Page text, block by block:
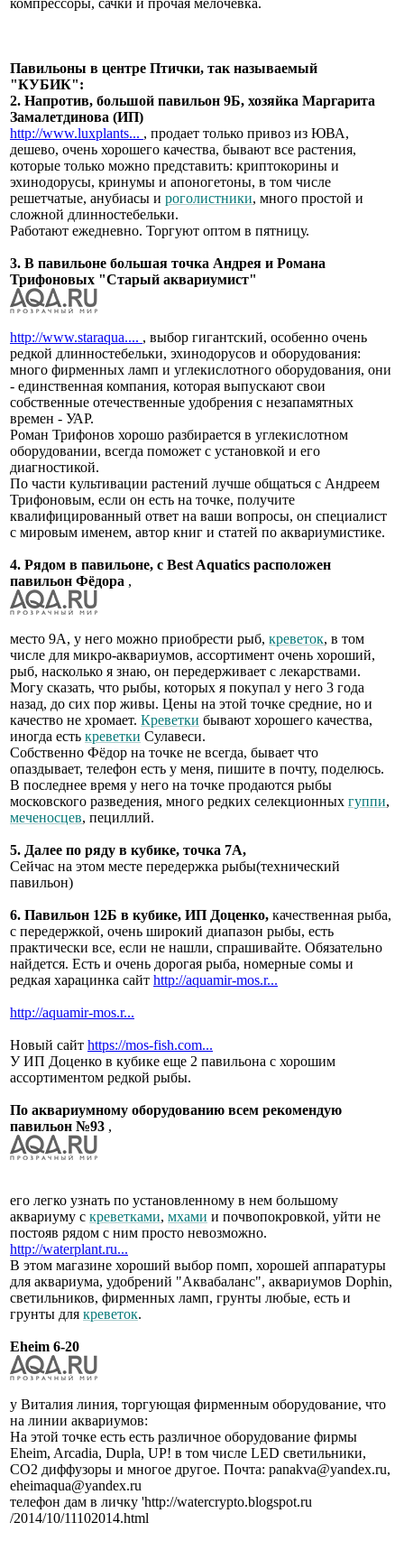
Павильоны в центре Птички, так называемый
"КУБИК":
2. Напротив, большой павильон 9Б, хозяйка Маргарита
Замалетдинова (ИП)
http://www.luxplants... , продает только привоз из ЮВА,
дешево, очень хорошего качества, бывают все растения,
которые только можно представить: криптокорины и
эхинодорусы, кринумы и апоногетоны, в том числе
решетчатые, анубиасы и роголистники, много простой и
сложной длинностебельки.
Работают ежедневно. Торгуют оптом в пятницу.
3. В павильоне большая точка Андрея и Романа
Трифоновых "Старый аквариумист"
http://www.staraqua.... , выбор гигантский, особенно очень
редкой длинностебельки, эхинодорусов и оборудования:
много фирменных ламп и углекислотного оборудования, они
- единственная компания, которая выпускают свои
собственные отечественные удобрения с незапамятных
времен - УАР.
Роман Трифонов хорошо разбирается в углекислотном
оборудовании, всегда поможет с установкой и его
диагностикой.
По части культивации растений лучше общаться с Андреем
Трифоновым, если он есть на точке, получите
квалифицированный ответ на ваши вопросы, он специалист
с мировым именем, автор книг и статей по аквариумистике.
4. Рядом в павильоне, с Best Aquatics расположен
павильон Фёдора ,
место 9А, у него можно приобрести рыб, креветок, в том
числе для микро-аквариумов, ассортимент очень хороший,
рыб, насколько я знаю, он передерживает с лекарствами.
Могу сказать, что рыбы, которых я покупал у него 3 года
назад, до сих пор живы. Цены на этой точке средние, но и
качество не хромает. Креветки бывают хорошего качества,
иногда есть креветки Сулавеси.
Собственно Фёдор на точке не всегда, бывает что
опаздывает, телефон есть у меня, пишите в почту, поделюсь.
В последнее время у него на точке продаются рыбы
московского разведения, много редких селекционных гуппи,
меченосцев, пециллий.
5. Далее по ряду в кубике, точка 7А,
Сейчас на этом месте передержка рыбы(технический
павильон)
6. Павильон 12Б в кубике, ИП Доценко, качественная рыба,
с передержкой, очень широкий диапазон рыбы, есть
практически все, если не нашли, спрашивайте. Обязательно
найдется. Есть и очень дорогая рыба, номерные сомы и
редкая харацинка сайт http://aquamir-mos.r...
http://aquamir-mos.r...
Новый сайт https://mos-fish.com...
У ИП Доценко в кубике еще 2 павильона с хорошим
ассортиментом редкой рыбы.
По аквариумному оборудованию всем рекомендую
павильон №93 ,
его легко узнать по установленному в нем большому
аквариуму с креветками, мхами и почвопокровкой, уйти не
постояв рядом с ним просто невозможно.
http://waterplant.ru...
В этом магазине хороший выбор помп, хорошей аппаратуры
для аквариума, удобрений "Аквабаланс", аквариумов Dophin,
светильников, фирменных ламп, грунты любые, есть и
грунты для креветок.
Eheim 6-20
у Виталия линия, торгующая фирменным оборудование, что
на линии аквариумов:
На этой точке есть есть различное оборудование фирмы
Eheim, Arcadia, Dupla, UP! в том числе LED светильники,
СО2 диффузоры и многое другое. Почта: panakva@yandex.ru,
eheimaqua@yandex.ru
телефон дам в личку 'http://watercrypto.blogspot.ru
/2014/10/11102014.html